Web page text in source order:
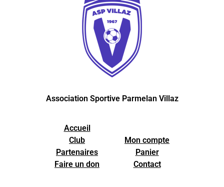
Association Sportive Parmelan Villaz
Accueil
Club
Partenaires
Faire un don
Mon compte
Panier
Contact